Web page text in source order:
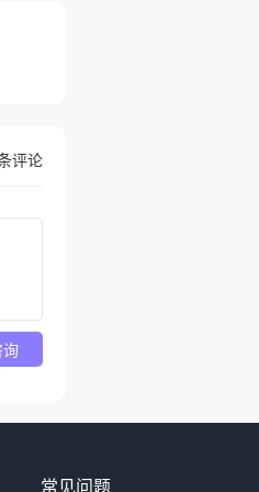
评论
常见问题